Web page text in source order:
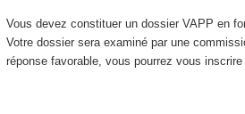
Vous devez constituer un dossier VAPP en
Votre dossier sera examiné par une
réponse favorable, vous pourrez vous